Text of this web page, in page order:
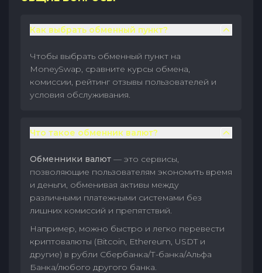
Как выбрать обменный пункт?
Чтобы выбрать обменный пункт на
MoneySwap, сравните курсы обмена,
комиссии, рейтинг отзывы пользователей и
условия обслуживания.
Что такое обменник валют?
Обменники валют — это сервисы,
позволяющие пользователям экономить время
и деньги, обменивая активы между
различными платежными системами без
лишних комиссий и препятствий.
Например, можно быстро и легко перевести
криптовалюты (Bitcoin, Ethereum, USDT и
другие) в рубли Сбербанка/Т-банка/Альфа
Банка/любого другого банка.